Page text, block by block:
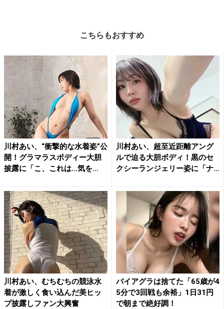
こちらもおすすめ
川村あい、“衝撃的な水着姿”公
開！グラマラスボディー大胆
披露に「こ、これは…気を...
川村あい、超至近距離アング
ルで迫る大胆ボディ！黒のセ
クシーランジェリー姿に「ナ
川村あい、むちむちの競泳水
着が激しく食い込んだ美ヒッ
プ披露しファン大興奮
バイアグラは捨てた「65歳が4
5分で3回戦も余裕」1日31円
で朝まで絶好調！